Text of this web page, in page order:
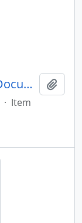
Boletim do Museu do Índio – Documentação – Nº 8
· Item